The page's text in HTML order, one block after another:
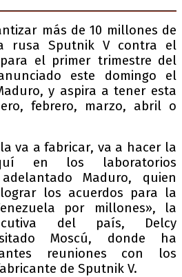
más de 10 millones de
rusa Sputnik V contra el
el primer trimestre del
este domingo el
y aspira a tener esta
febrero, marzo, abril o
va a fabricar, va a hacer la
en los laboratorios
Maduro, quien
los acuerdos para la
por millones», la
del país, Delcy
Moscú, donde ha
reuniones con los
de Sputnik V.